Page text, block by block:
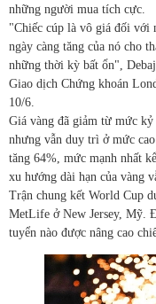
những người mua tích cực.
"Chiếc cúp là vô giá đối với
ngày càng tăng của nó cho
những thời kỳ bất ổn",
Giao dịch Chứng khoán
10/6.
Giá vàng đã giảm từ mức kỷ
nhưng vẫn duy trì ở mức
tăng 64%, mức mạnh nhất
xu hướng dài hạn của vàng
Trận chung kết World Cup
MetLife ở New Jersey, Mỹ.
tuyển nào được nâng cao